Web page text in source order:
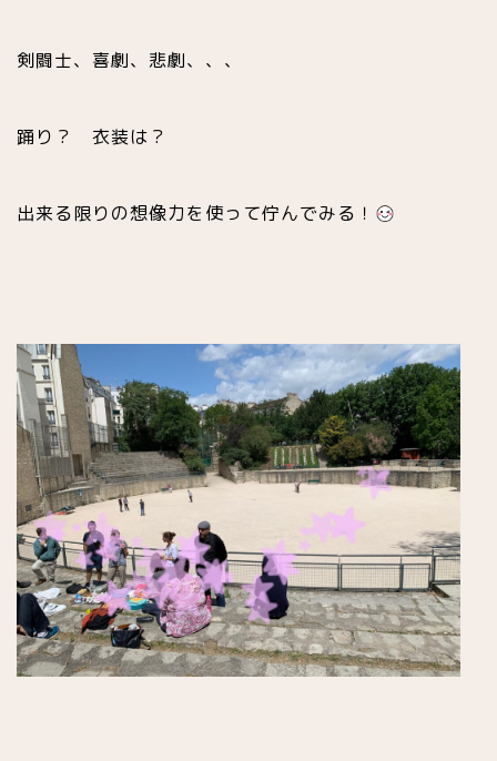
剣闘士、 喜劇、 悲劇、、、
踊り？ 衣装は？
出来る限りの想像力を使って佇んでみる！